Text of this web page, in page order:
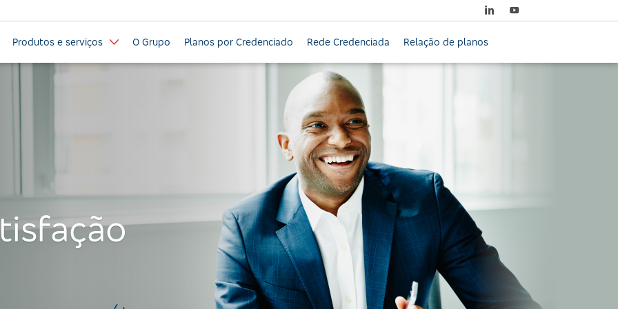
Produtos e serviços O Grupo Planos por Credenciado Rede Credenciada Relação de planos